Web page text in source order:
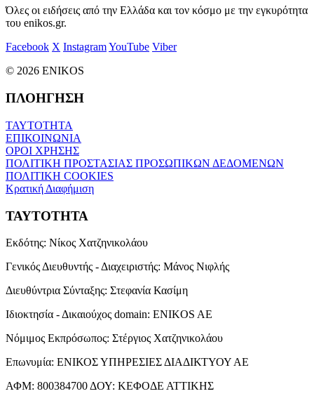
Όλες οι ειδήσεις από την Ελλάδα και τον κόσμο με την εγκυρότητα
του enikos.gr.
Facebook X InstagramYouTube Viber
© 2026 ENIKOS
ΠΛΟΗΓΗΣΗ
ΤΑΥΤΟΤΗΤΑ
ΕΠΙΚΟΙΝΩΝΙΑ
ΟΡΟΙ ΧΡΗΣΗΣ
ΠΟΛΙΤΙΚΗ ΠΡΟΣΤΑΣΙΑΣ ΠΡΟΣΩΠΙΚΩΝ ΔΕΔΟΜΕΝΩΝ
ΠΟΛΙΤΙΚΗ COOKIES
Κρατική Διαφήμιση
ΤΑΥΤΟΤΗΤΑ
Εκδότης: Νίκος Χατζηνικολάου
Γενικός Διευθυντής - Διαχειριστής: Μάνος Νιφλής
Διευθύντρια Σύνταξης: Στεφανία Κασίμη
Ιδιοκτησία - Δικαιούχος domain: ENIKOS AE
Νόμιμος Εκπρόσωπος: Στέργιος Χατζηνικολάου
Επωνυμία: ΕΝΙΚΟΣ ΥΠΗΡΕΣΙΕΣ ΔΙΑΔΙΚΤΥΟΥ ΑΕ
ΑΦΜ: 800384700 ΔΟΥ: ΚΕΦΟΔΕ ΑΤΤΙΚΗΣ